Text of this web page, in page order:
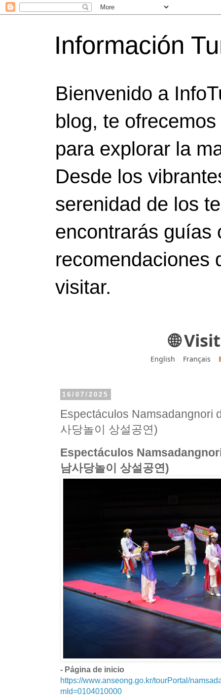
Información
Bienvenido a
blog, te
para explorar la
Desde los
serenidad de los
encontrarás guías
recomendaciones
visitar.
🌐
English Français
16/07/2025
Espectáculos Namsadangnori
사당놀이 상설공연)
Espectáculos
남사당놀이 상설공연)
- Página de inicio
https://www.anseong.go.kr/tourPortal/
mId=0104010000